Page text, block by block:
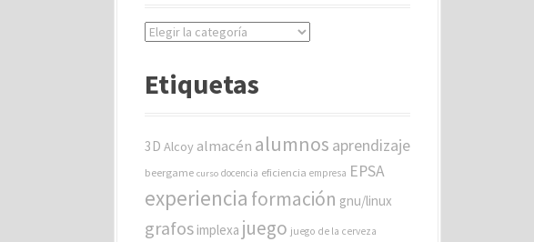
C
e
r
s
Etiquetas
3D Alcoy almacén alumnos aprendizaje
beergame curso docencia eficiencia empresa EPSA
experiencia formación gnu/linux
grafos implexa juego juego de la cerveza